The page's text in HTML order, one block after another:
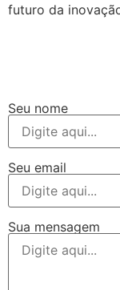
futuro da
Seu nome
Seu email
Sua mensagem